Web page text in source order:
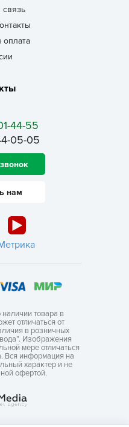
связь
оплата
44-55
05-05
нам
товара в
отличаться от
в розничных
Изображения
мере отличаться
Вся информация на
характер и не
офертой.